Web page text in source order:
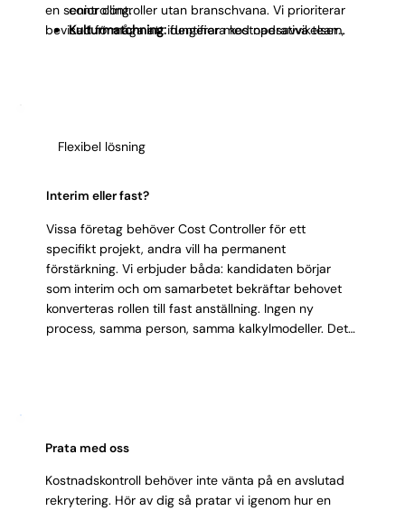
controlling.
Kulturmatchning:fungerar med operativa team,
en senior controller utan branschvana. Vi prioriterar
bevisad förmåga att identifiera kostnadsavvikelser
Flexibel lösning
Interim eller fast?
Vissa företag behöver Cost Controller för ett
specifikt projekt, andra vill ha permanent
förstärkning. Vi erbjuder båda: kandidaten börjar
som interim och om samarbetet bekräftar behovet
konverteras rollen till fast anställning. Ingen ny
process, samma person, samma kalkylmodeller. Det
Prata med oss
Kostnadskontroll behöver inte vänta på en avslutad
rekrytering. Hör av dig så pratar vi igenom hur en